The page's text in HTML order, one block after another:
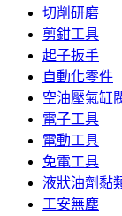
切削研磨
剪鉗工具
起子扳手
自動化零件
空油壓氣缸
電子工具
電動工具
免電工具
液狀油劑黏
工安無塵